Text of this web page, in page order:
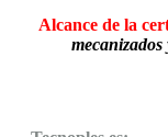
Alcance de la